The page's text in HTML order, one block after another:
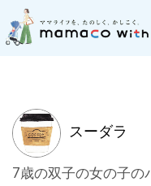
スーダラ
7歳の双子の女の子の